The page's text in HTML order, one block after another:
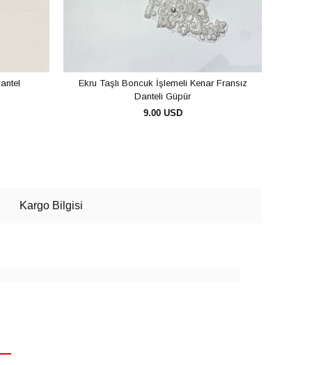
Ekru Taşlı Boncuk İşlemeli Kenar Fransız
Danteli Güpür
9.00 USD
Kargo Bilgisi